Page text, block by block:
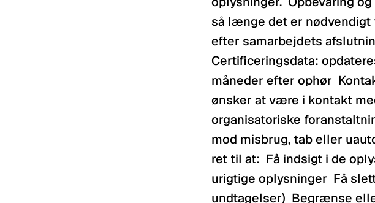
så længe det er nødvendigt
efter samarbejdets
Certificeringsdata:
måneder efter ophør
ønsker at være i kontakt
organisatoriske
mod misbrug, tab eller
ret til at:  Få indsigt i de
urigtige oplysninger  Få
undtagelser)  Begrænse